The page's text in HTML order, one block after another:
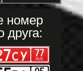
номер
друга: